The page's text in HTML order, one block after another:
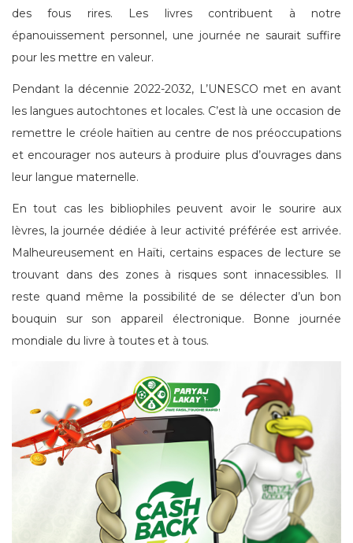
des fous rires. Les livres contribuent à notre
épanouissement personnel, une journée ne saurait suffire
pour les mettre en valeur.
Pendant la décennie 2022-2032, L’UNESCO met en avant
les langues autochtones et locales. C’est là une occasion de
remettre le créole haïtien au centre de nos préoccupations
et encourager nos auteurs à produire plus d’ouvrages dans
leur langue maternelle.
En tout cas les bibliophiles peuvent avoir le sourire aux
lèvres, la journée dédiée à leur activité préférée est arrivée.
Malheureusement en Haïti, certains espaces de lecture se
trouvant dans des zones à risques sont innacessibles. Il
reste quand même la possibilité de se délecter d’un bon
bouquin sur son appareil électronique. Bonne journée
mondiale du livre à toutes et à tous.